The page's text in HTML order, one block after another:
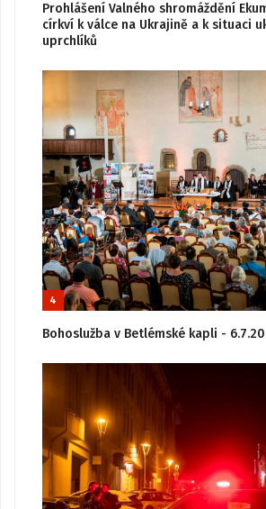
Prohlášení Valného shromáždění
církví k válce na Ukrajině a k situaci
uprchlíků
4
Bohoslužba v Betlémské kapli -